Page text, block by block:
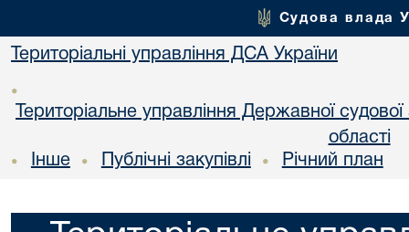
Судова влада
Територіальні управління ДСА України
•
Територіальне управління Державної судової
області
• Інше • Публічні закупівлі • Річний план